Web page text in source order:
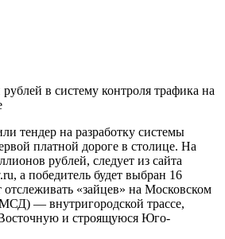
в систему контроля трафика на
тендер на разработку системы
платной дороге в столице. На
рублей, следует из сайта
а победитель будет выбран 16
отслеживать «зайцев» на Московском
— внутригородской трассе,
и строящуюся Юго-